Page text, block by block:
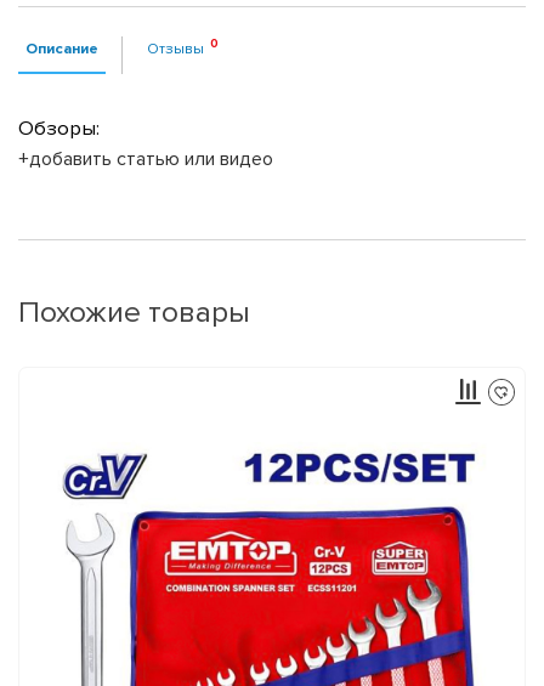
Описание Отзывы
Обзоры:
+добавить статью или видео
Похожие товары